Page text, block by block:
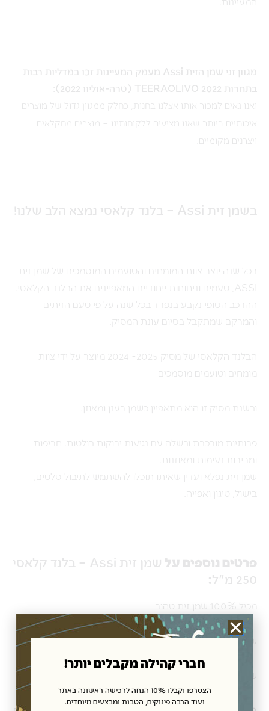
מגוון זני שמן הזית Assi מעמק המעיינות זכו במדליות רבות
בתחרות TEERAOLIVO 2022 (טרה-אוליוו 2022):
ואנו גאים למכור אותו אצלנו בחנות, כחלק ממגוון גדול של מוצרים
איכותיים ביותר שאנו מציעים ללקוחותינו –
מוצרים מחקלאים
ויצרנים מקומיים.
בשמן זית Assi – בלנד קלאסי נמצא הלב שלנו!
בכל שנה יוצר צוות המומחים והטועמים המוסמכים של שמן זית
ASSI, טעמים וניחוחות ייחודיים המאפיינים את הבלנד הקלאסי.
ההרכב הסופי נקבע בנפרד בכל שנה על פי טעם הזיתים
והמרקם שמתקבל בסיום עונת המסיק.
הבלנד הקלאסי של מסיק 2025- 2024 מיוצר על ידי צוות
מומחים וטועמים מוסמכים
ובשנת מסיק זו הוא מתאפיין כשמן רענן ומאוזן.
פרותיות מורכבת ובשלה עם נגיעות ירוקות בולטות. חריפות
ומרירות נעימות ומאוזנות.
שמן זית נפלא ועדין שאיתו תוכלו להשתמש לתיבול סלטים,
בישול, טיגון ואפייה.
פרטים נוספים על
שמן זית Assi – בלנד קלאסי
250 מ"ל
:
מכיל 100% שמן זית טהור
שמן הזית מגיע ממטעי עמק המעיינות
חברי קהילה מקבלים יותר!
הצטרפו וקבלו 10% הנחה לרכישה ראשונה באתר
ועוד הרבה פינוקים, הטבות ומבצעים מיוחדים.